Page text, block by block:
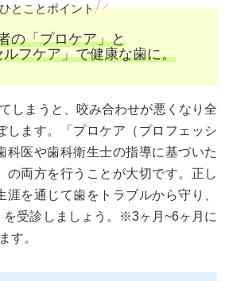
ひとことポイント
の「プロケア」と
フケア」で健康な歯に。
しまうと、咬み合わせが悪くなり全
します。「プロケア（プロフェッシ
科医や歯科衛生士の指導に基づいた
の両方を行うことが大切です。正し
涯を通じて歯をトラブルから守り、
を受診しましょう。※3ヶ月~6ヶ月に
す。